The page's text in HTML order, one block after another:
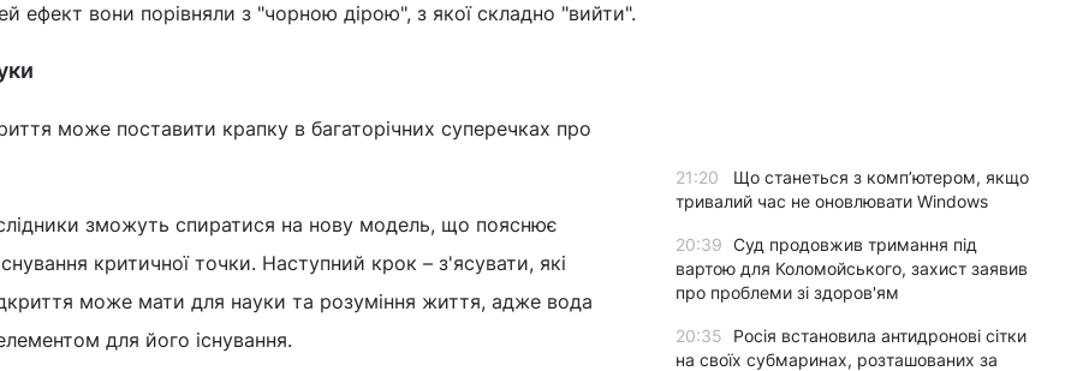
ефект вони порівняли з "чорною дірою", з якої складно "вийти".
може поставити крапку в багаторічних суперечках про
зможуть спиратися на нову модель, що пояснює
критичної точки. Наступний крок – з'ясувати, які
може мати для науки та розуміння життя, адже вода
для його існування.
21:20
Що станеться з комп’ютером, якщо
тривалий час не оновлювати Windows
20:39 Суд продовжив тримання під
вартою для Коломойського, захист заявив
про проблеми зі здоров'ям
20:35
Росія встановила антидронові сітки
на своїх субмаринах, розташованих за